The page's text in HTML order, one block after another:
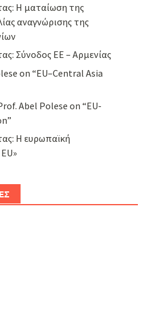
Η ματαίωση της
αναγνώρισης της
Σύνοδος ΕΕ – Αρμενίας
on “EU–Central Asia
Abel Polese on “EU-
Η ευρωπαϊκή